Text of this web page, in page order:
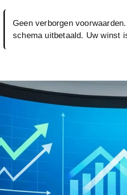
Geen verborgen
schema uitbetaald. Uw winst